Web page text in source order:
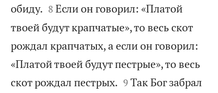
обиду. 

8 Если он говорил: «Платой
твоей будут крапчатые», то весь скот
рождал крапчатых, а если он говорил:
«Платой твоей будут пестрые», то весь
скот рождал пестрых. 

9 Так Бог забрал